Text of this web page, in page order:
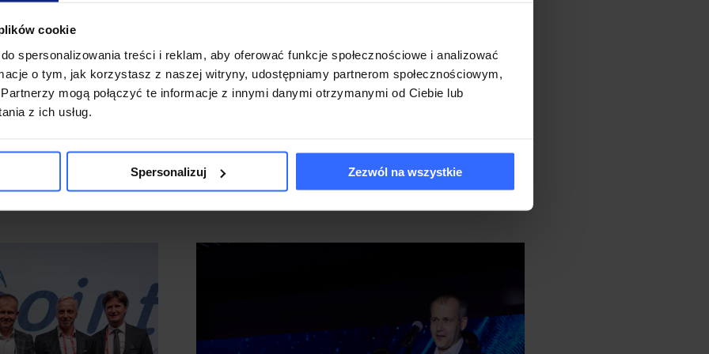
cookie
spersonalizowania treści i reklam, aby oferować funkcje społecznościowe i analizować
o tym, jak korzystasz z naszej witryny, udostępniamy partnerom społecznościowym,
mogą połączyć te informacje z innymi danymi otrzymanymi od Ciebie lub
z ich usług.
Spersonalizuj Zezwól na wszystkie
się spodobać: